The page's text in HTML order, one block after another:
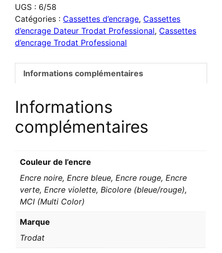
d'encrage
Trodat
6/58
UGS : 6/58
Catégories : Cassettes d’encrage, Cassettes
d’encrage Dateur Trodat Professional, Cassettes
d’encrage Trodat Professional
Informations complémentaires
Informations
complémentaires
Couleur de l’encre
Encre noire, Encre bleue, Encre rouge, Encre
verte, Encre violette, Bicolore (bleue/rouge),
MCI (Multi Color)
Marque
Trodat